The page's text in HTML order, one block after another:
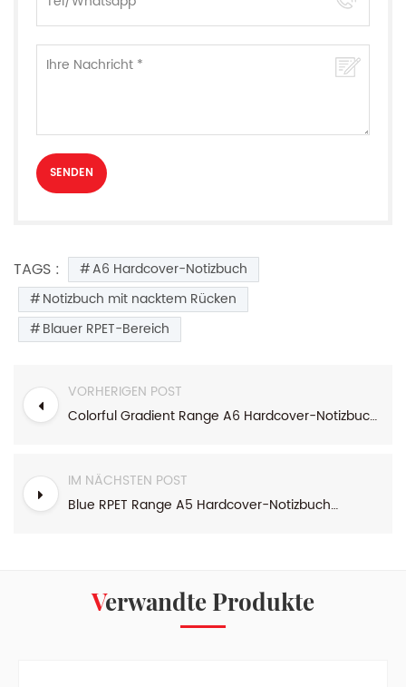
TAGS :
A6 Hardcover-Notizbuch
Notizbuch mit nacktem Rücken
Blauer RPET-Bereich
VORHERIGEN POST
Colorful Gradient Range A6 Hardcover-Notizbuch mit Drahtbindung
IM NÄCHSTEN POST
Blue RPET Range A5 Hardcover-Notizbuch mit nacktem Rücken
Verwandte Produkte